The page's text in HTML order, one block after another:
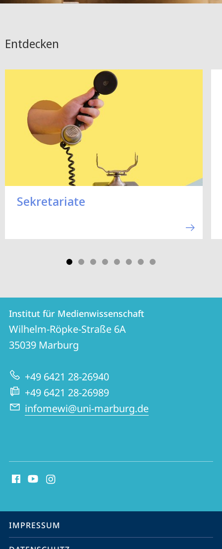
Entdecken
Sekretariate
Kontakt
und
Informationen
zur
Website
Kontaktinformationen
Institut
für
Medienwissenschaft
Institut für Medienwissenschaft
Wilhelm-Röpke-Straße 6A
35039 Marburg
+49 6421 28-26940
+49 6421 28-26989
infomewi@uni-marburg.de
Media
Service-
Navigation
IMPRESSUM